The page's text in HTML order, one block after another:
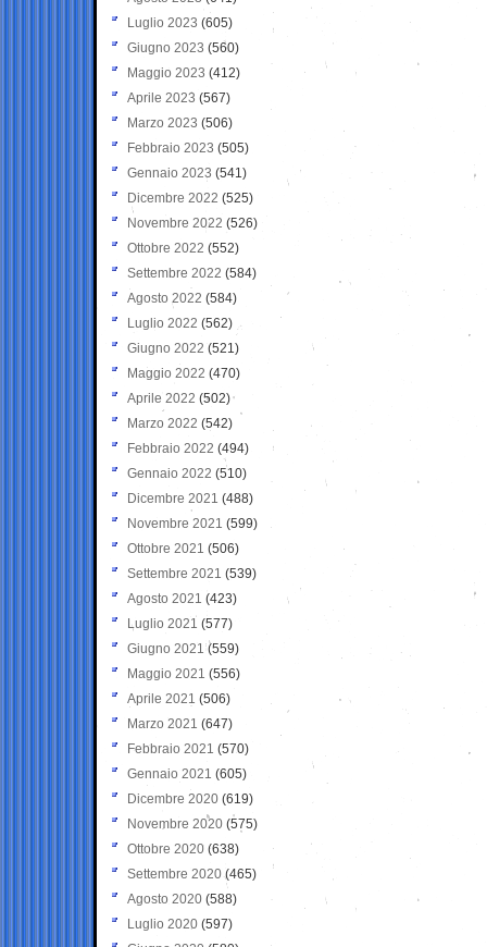
Luglio 2023 (605)
Giugno 2023 (560)
Maggio 2023 (412)
Aprile 2023 (567)
Marzo 2023 (506)
Febbraio 2023 (505)
Gennaio 2023 (541)
Dicembre 2022 (525)
Novembre 2022 (526)
Ottobre 2022 (552)
Settembre 2022 (584)
Agosto 2022 (584)
Luglio 2022 (562)
Giugno 2022 (521)
Maggio 2022 (470)
Aprile 2022 (502)
Marzo 2022 (542)
Febbraio 2022 (494)
Gennaio 2022 (510)
Dicembre 2021 (488)
Novembre 2021 (599)
Ottobre 2021 (506)
Settembre 2021 (539)
Agosto 2021 (423)
Luglio 2021 (577)
Giugno 2021(559)
Maggio 2021 (556)
Aprile 2021 (506)
Marzo 2021 (647)
Febbraio 2021 (570)
Gennaio 2021 (605)
Dicembre 2020 (619)
Novembre 2020 (575)
Ottobre 2020 (638)
Settembre 2020(465)
Agosto 2020 (588)
Luglio 2020 (597)